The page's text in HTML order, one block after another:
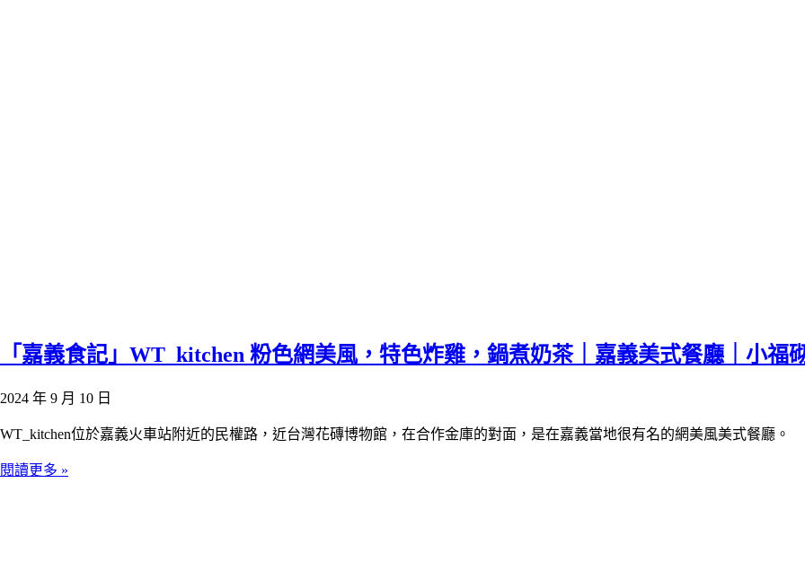
「嘉義食記」WT_kitchen 粉色網美風，特色炸雞，鍋煮奶茶｜嘉義美式餐廳｜小福
2024 年 9 月 10 日
WT_kitchen位於嘉義火車站附近的民權路，近台灣花磚博物館，在合作金庫的對面，是在嘉義當地很有名的網美風美式餐廳。
閱讀更多 »